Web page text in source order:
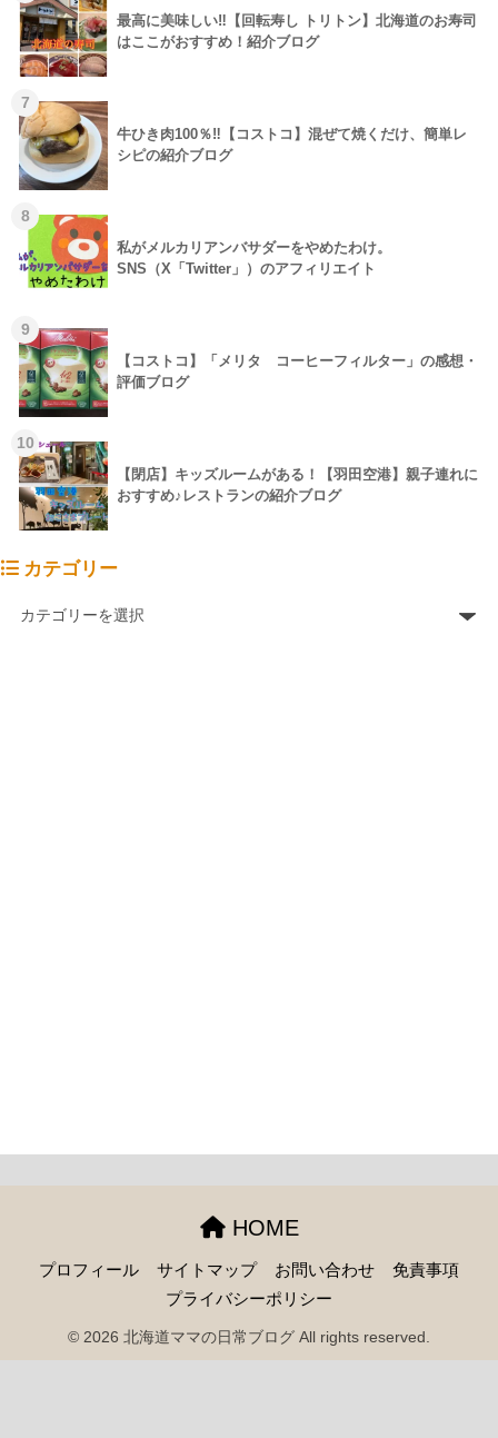
最高に美味しい‼【回転寿し トリトン】北海道のお寿司
はここがおすすめ！紹介ブログ
7
牛ひき肉100％‼【コストコ】混ぜて焼くだけ、簡単レ
シピの紹介ブログ
8
私がメルカリアンバサダーをやめたわけ。
SNS（X「Twitter」）のアフィリエイト
9
【コストコ】「メリタ コーヒーフィルター」の感想・
評価ブログ
10
【閉店】キッズルームがある！【羽田空港】親子連れに
おすすめ♪レストランの紹介ブログ
カテゴリー
HOME
プロフィール サイトマップ お問い合わせ
免責事項
プライバシーポリシー
© 2026 北海道ママの日常ブログ All rights reserved.